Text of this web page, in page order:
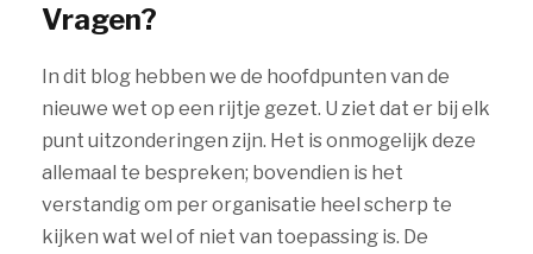
Vragen?
In dit blog hebben we de hoofdpunten van de
nieuwe wet op een rijtje gezet. U ziet dat er bij elk
punt uitzonderingen zijn. Het is onmogelijk deze
allemaal te bespreken; bovendien is het
verstandig om per organisatie heel scherp te
kijken wat wel of niet van toepassing is. De